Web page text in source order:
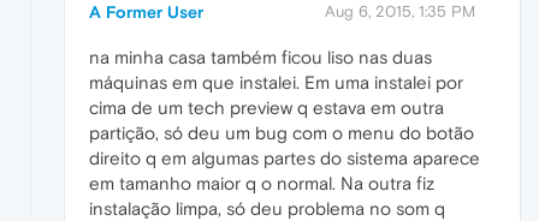
A Former User Aug 6, 2015, 1:35 PM
na minha casa também ficou liso nas duas
máquinas em que instalei. Em uma instalei por
cima de um tech preview q estava em outra
partição, só deu um bug com o menu do botão
direito q em algumas partes do sistema aparece
em tamanho maior q o normal. Na outra fiz
instalação limpa, só deu problema no som q